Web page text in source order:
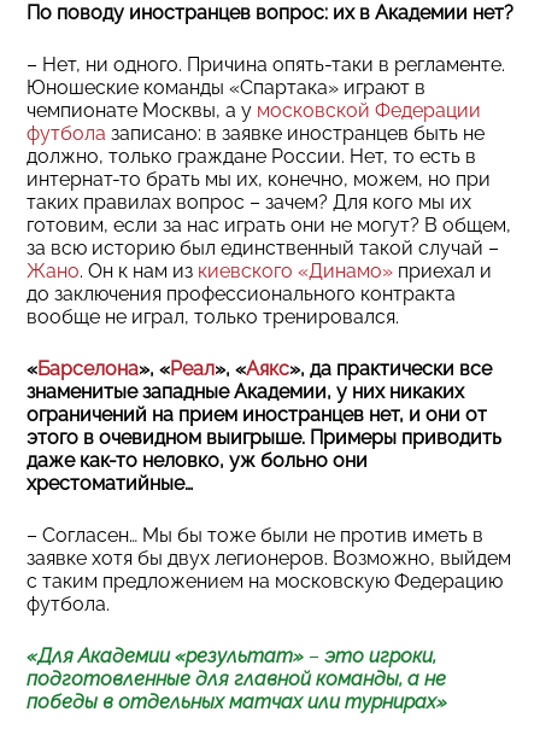
По поводу иностранцев вопрос: их в Академии нет?
– Нет, ни одного. Причина опять-таки в регламенте.
Юношеские команды «Спартака» играют в
чемпионате Москвы, а у московской Федерации
футбола записано: в заявке иностранцев быть не
должно, только граждане России. Нет, то есть в
интернат-то брать мы их, конечно, можем, но при
таких правилах вопрос – зачем? Для кого мы их
готовим, если за нас играть они не могут? В общем,
за всю историю был единственный такой случай –
Жано. Он к нам из киевского «Динамо» приехал и
до заключения профессионального контракта
вообще не играл, только тренировался.
«Барселона», «Реал», «Аякс», да практически все
знаменитые западные Академии, у них никаких
ограничений на прием иностранцев нет, и они от
этого в очевидном выигрыше. Примеры приводить
даже как-то неловко, уж больно они
хрестоматийные…
– Согласен… Мы бы тоже были не против иметь в
заявке хотя бы двух легионеров. Возможно, выйдем
с таким предложением на московскую Федерацию
футбола.
«Для Академии «результат» – это игроки,
подготовленные для главной команды, а не
победы в отдельных матчах или турнирах»